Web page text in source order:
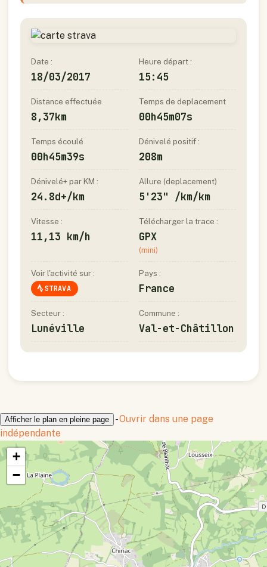
Date :
18/03/2017
Heure départ :
15:45
Distance effectuée
8,37km
Temps de deplacement
00h45m07s
Temps écoulé
00h45m39s
Dénivelé positif :
208m
Dénivelé+ par KM :
24.8d+/km
Allure (deplacement)
5'23" /km/km
Vitesse :
11,13 km/h
Télécharger la trace :
GPX
(mini)
Voir l'activité sur :
STRAVA
Pays :
France
Secteur :
Lunéville
Commune :
Val-et-Châtillon
Afficher le plan en pleine page -Ouvrir dans une page
indépendante